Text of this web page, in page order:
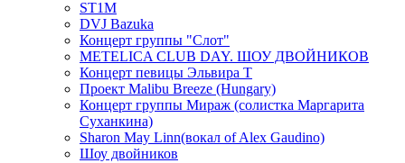
ST1M
DVJ Bazuka
Концерт группы "Слот"
METELICA CLUB DAY. ШОУ ДВОЙНИКОВ
Концерт певицы Эльвира Т
Проект Malibu Breeze (Hungary)
Концерт группы Мираж (солистка Маргарита
Суханкина)
Sharon May Linn(вокал of Alex Gaudino)
Шоу двойников